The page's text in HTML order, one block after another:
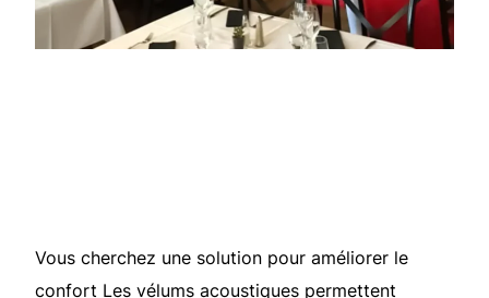
Vous cherchez une solution pour améliorer le
confort Les vélums acoustiques permettent